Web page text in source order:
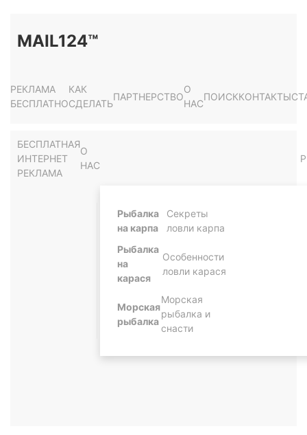
MAIL124™
РЕКЛАМА
БЕСПЛАТНО
КАК
СДЕЛАТЬ
ПАРТНЕРСТВО
О
НАС
ПОИСККОНТАКТЫ
БЕСПЛАТНАЯ
ИНТЕРНЕТ
РЕКЛАМА
О
НАС
Рыбалка
на карпа
Секреты
ловли карпа
Рыбалка
на
карася
Особенности
ловли карася
Морская
рыбалка
Морская
рыбалка и
снасти